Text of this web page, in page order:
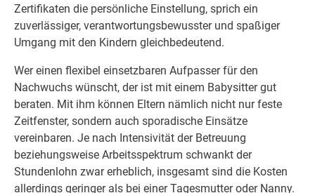
Zertifikaten die persönliche Einstellung, sprich ein
zuverlässiger, verantwortungsbewusster und spaßiger
Umgang mit den Kindern gleichbedeutend.
Wer einen flexibel einsetzbaren Aufpasser für den
Nachwuchs wünscht, der ist mit einem Babysitter gut
beraten. Mit ihm können Eltern nämlich nicht nur feste
Zeitfenster, sondern auch sporadische Einsätze
vereinbaren. Je nach Intensivität der Betreuung
beziehungsweise Arbeitsspektrum schwankt der
Stundenlohn zwar erheblich, insgesamt sind die Kosten
allerdings geringer als bei einer Tagesmutter oder Nanny.